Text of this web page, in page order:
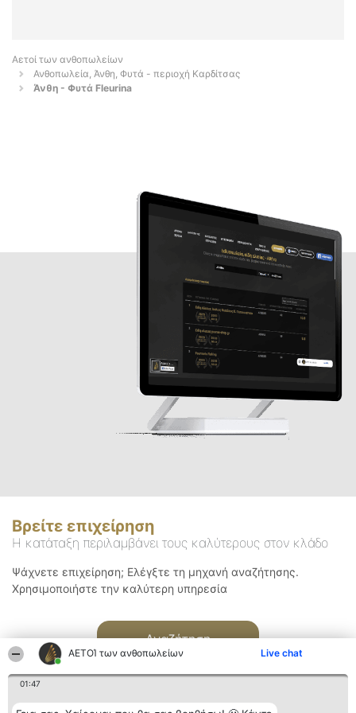
ΑΕΤΟΊ των ανθοπωλείων Live chat
01:47
Αετοί των ανθοπωλείων
Ανθοπωλεία, Άνθη, Φυτά - περιοχή Καρδίτσας
Άνθη - Φυτά Fleurina
Βρείτε επιχείρηση
Η κατάταξη περιλαμβάνει τους καλύτερους στον κλάδο
Ψάχνετε επιχείρηση; Ελέγξτε τη μηχανή αναζήτησης.
Χρησιμοποιήστε την καλύτερη υπηρεσία
Αναζήτηση